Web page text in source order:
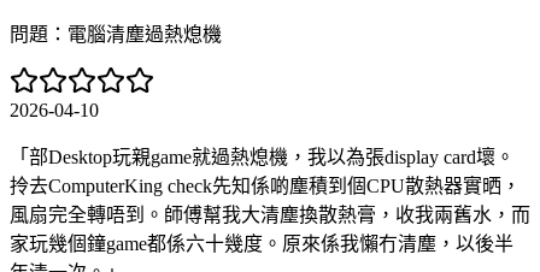
問題： 電腦清塵過熱熄機
2026-04-10
「 部Desktop玩親game就過熱熄機，我以為張display card壞。
拎去ComputerKing check先知係啲塵積到個CPU散熱器實晒，
風扇完全轉唔到。師傅幫我大清塵換散熱膏，收我兩舊水，而
家玩幾個鐘game都係六十幾度。原來係我懶冇清塵，以後半